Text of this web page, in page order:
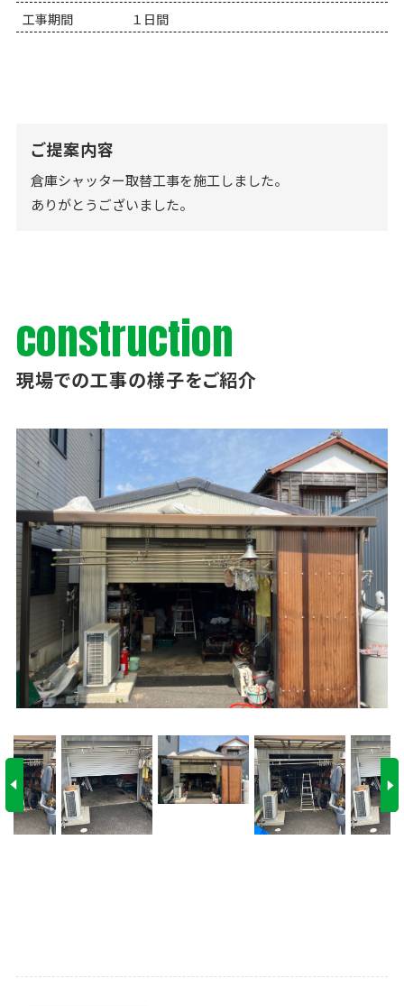
工事期間
１日間
ご提案内容
倉庫シャッター取替工事を施工しました。
ありがとうございました。
construction
現場での工事の様子をご紹介